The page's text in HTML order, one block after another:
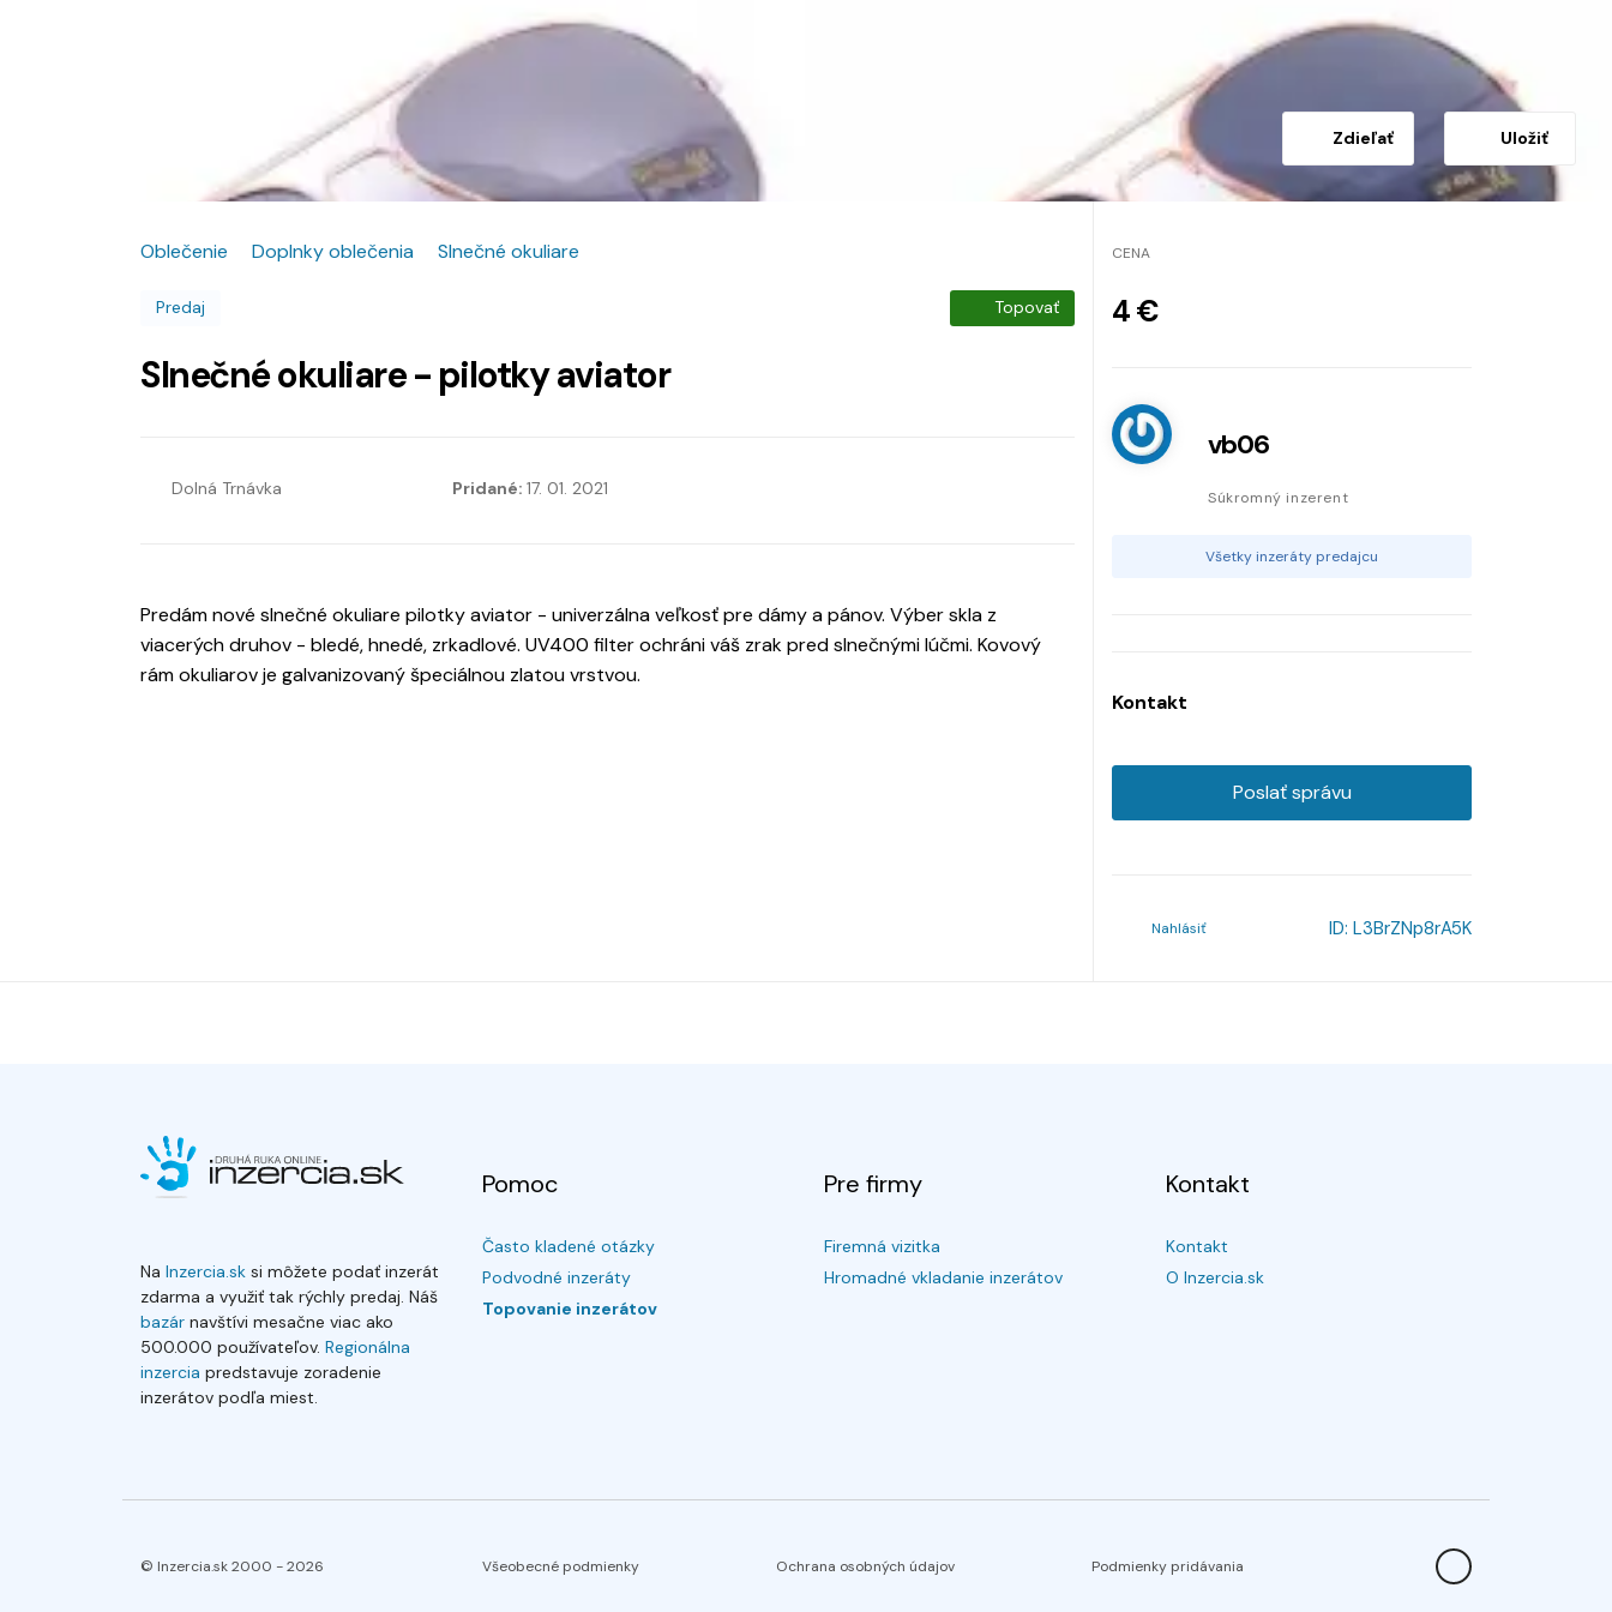
Zdieľať Uložiť
Oblečenie Doplnky oblečenia Slnečné okuliare
Predaj Topovať
Slnečné okuliare - pilotky aviator
Dolná Trnávka Pridané: 17. 01. 2021
Predám nové slnečné okuliare pilotky aviator - univerzálna veľkosť pre dámy a pánov. Výber skla z
viacerých druhov - bledé, hnedé, zrkadlové. UV400 filter ochráni váš zrak pred slnečnými lúčmi. Kovový
rám okuliarov je galvanizovaný špeciálnou zlatou vrstvou.
CENA
4 €
vb06
Súkromný inzerent
Všetky inzeráty predajcu
Kontakt
Poslať správu
Nahlásiť ID: L3BrZNp8rA5K
Na Inzercia.sk si môžete podať inzerát
zdarma a využiť tak rýchly predaj. Náš
bazár navštívi mesačne viac ako
500.000 používateľov. Regionálna
inzercia predstavuje zoradenie
inzerátov podľa miest.
Pomoc
Často kladené otázky
Podvodné inzeráty
Topovanie inzerátov
Pre firmy
Firemná vizitka
Hromadné vkladanie inzerátov
Kontakt
Kontakt
O Inzercia.sk
© Inzercia.sk 2000 -2026 Všeobecné podmienky Ochrana osobných údajov Podmienky pridávania